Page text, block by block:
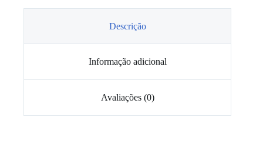
Descrição
Informação adicional
Avaliações (0)